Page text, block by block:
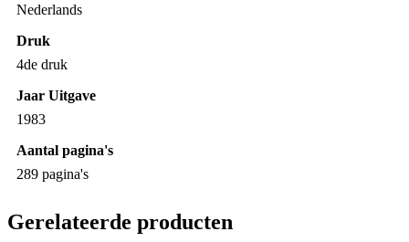
Nederlands
Druk
4de druk
Jaar Uitgave
1983
Aantal pagina's
289 pagina's
Gerelateerde producten